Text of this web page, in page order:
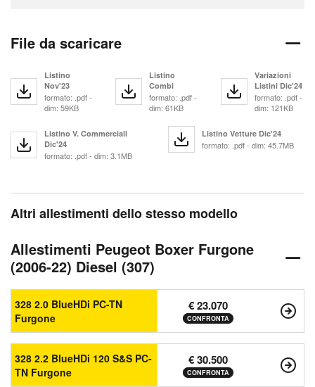
File da scaricare
Listino
Nov'23
formato: .pdf -
dim: 59KB
Listino
Combi
formato: .pdf -
dim: 61KB
Variazioni
Listini Dic'24
formato: .pdf -
dim: 121KB
Listino V. Commerciali
Dic'24
formato: .pdf - dim: 3.1MB
Listino Vetture Dic'24
formato: .pdf - dim: 45.7MB
Altri allestimenti dello stesso modello
Allestimenti Peugeot Boxer Furgone
(2006-22) Diesel (307)
328 2.0 BlueHDi PC-TN
Furgone
€ 23.070
CONFRONTA
328 2.2 BlueHDi 120 S&S PC-
TN Furgone
€ 30.500
CONFRONTA